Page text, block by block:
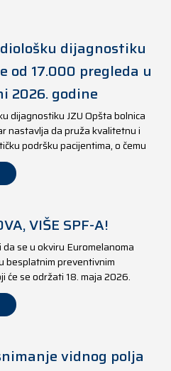
dijagnostiku
od 17.000 pregleda u
2026. godine
dijagnostiku JZU Opšta bolnica
nastavlja da pruža kvalitetnu i
podršku pacijentima, o čemu
u periodu od 1. januara
VIŠE SPF-A!
se u okviru Euromelanoma
besplatnim preventivnim
će se održati 18. maja 2026.
širom Crne Gore, kako u
zdravstvenim ustanovama.
vidnog polja